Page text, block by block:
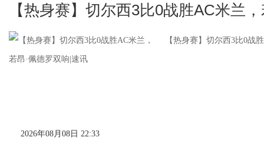
【热身赛】切尔西3比0战胜AC米兰
【热身赛】切尔西3比0战
2026年08月08日 22:33